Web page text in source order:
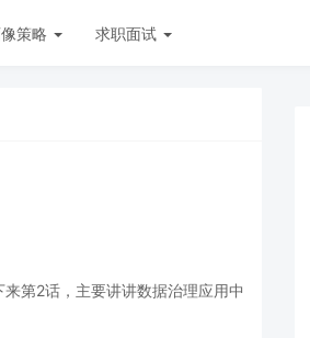
策略 求职面试
第2话，主要讲讲数据治理应用中